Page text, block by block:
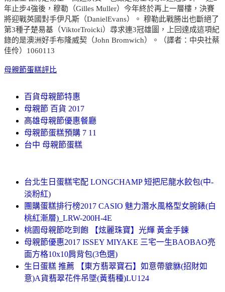
年止步4強後，穆勒（Gilles Muller）今年終於再上一層樓，決賽
將迎戰英國對手伊凡斯（DanielEvans）。 穆勒此戰勝出也斷絕了
第3種子楚易基（ViktorTroicki）尋求連3冠雄圖，上回達成這項紀
錄的是澳洲好手布隆威契（John Bromwich）。（譯者：中央社蔡
佳伶）1060113
母親節蛋糕評比
百貨母親節特惠
母親節 百貨 2017
高雄母親節優惠餐廳
母親節蛋糕預購 7 11
台中 母親節蛋糕
台北生日蛋糕宅配 LONGCHAMP 短把尼龍水餃包(中-
淡粉紅)
團購蛋糕排行榜2017 CASIO 魅力潛水風格型女腕錶(白
桃紅漸層)_LRW-200H-4E
桃園母親節吃到飽 【炫麗珠寶】光輝 黃金手鍊
母親節優惠2017 ISSEY MIYAKE 三宅一生BAOBAO亮
面方格10x10肩背包(3色選)
生日蛋糕 推薦 【東方翡翠寶石】如意帶貔貅(招財如
意)A貨翡翠花件吊墜(黃翡種)LU124